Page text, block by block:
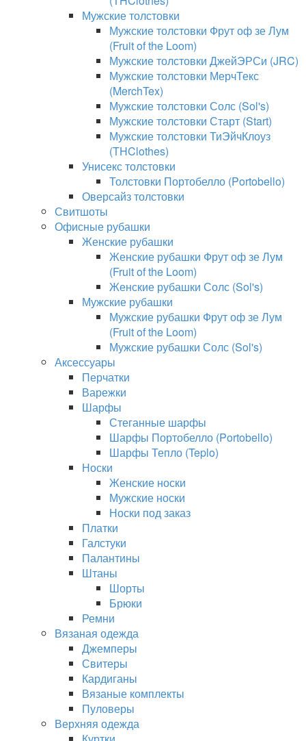
Мужские толстовки
Мужские толстовки Фрут оф зе Лум
(Fruit of the Loom)
Мужские толстовки ДжейЭРСи (JRC)
Мужские толстовки МерчТекс
(MerchTex)
Мужские толстовки Солс (Sol's)
Мужские толстовки Старт (Start)
Мужские толстовки ТиЭйчКлоуз
(THClothes)
Унисекс толстовки
Толстовки Портобелло (Portobello)
Оверсайз толстовки
Свитшоты
Офисные рубашки
Женские рубашки
Женские рубашки Фрут оф зе Лум
(Fruit of the Loom)
Женские рубашки Солс (Sol's)
Мужские рубашки
Мужские рубашки Фрут оф зе Лум
(Fruit of the Loom)
Мужские рубашки Солс (Sol's)
Аксессуары
Перчатки
Варежки
Шарфы
Стеганные шарфы
Шарфы Портобелло (Portobello)
Шарфы Тепло (Teplo)
Носки
Женские носки
Мужские носки
Носки под заказ
Платки
Галстуки
Палантины
Штаны
Шорты
Брюки
Ремни
Вязаная одежда
Джемперы
Свитеры
Кардиганы
Вязаные комплекты
Пуловеры
Верхняя одежда